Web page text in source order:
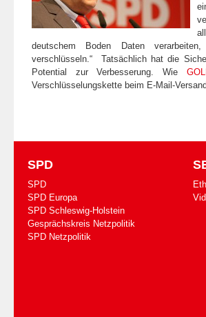
deutschem Boden Daten
verschlüsseln.“ Tatsächlich hat die
Potential zur Verbesserung. Wie
Verschlüsselungskette beim E-Mail-
SPD
SPD
SPD Europa
SPD Schleswig-Holstein
Gesprächskreis Netzpolitik
SPD Netzpolitik